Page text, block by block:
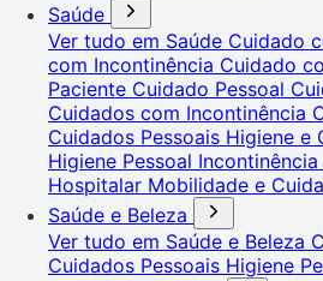
Saúde
Ver tudo em Saúde Cuidado
com Incontinência Cuidado
Paciente Cuidado Pessoal
Cuidados com Incontinência
Cuidados Pessoais Higiene e
Higiene Pessoal
Hospitalar Mobilidade e
Saúde e Beleza
Ver tudo em Saúde e Beleza
Cuidados Pessoais Higiene